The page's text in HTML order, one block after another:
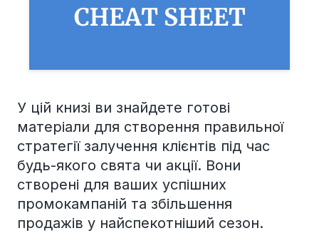
У цій книзі ви знайдете готові
матеріали для створення правильної
стратегії залучення клієнтів під час
будь-якого свята чи акції. Вони
створені для ваших успішних
промокампаній та збільшення
продажів у найспекотніший сезон.